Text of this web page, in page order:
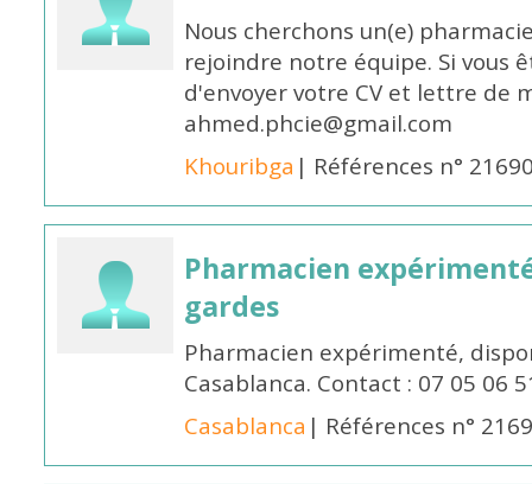
Nous cherchons un(e)
rejoindre notre équipe. Si vous
d'envoyer votre CV et lettre de
ahmed.phcie@gmail.com
Khouribga | Références n°
Pharmacien
gardes
Pharmacien expérimenté,
Casablanca. Contact : 07 05 06
Casablanca | Références n°